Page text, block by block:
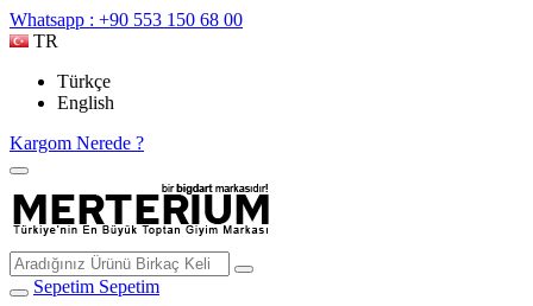
Whatsapp : +90 553 150 68 00
TR
Türkçe
English
Kargom Nerede ?
Sepetim Sepetim